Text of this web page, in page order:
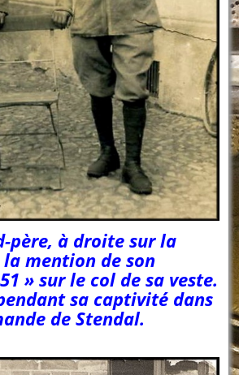
père, à droite sur la
mention de son
» sur le col de sa veste.
sa captivité dans
de Stendal.